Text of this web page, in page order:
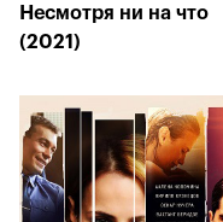
Несмотря ни на что
(2021)